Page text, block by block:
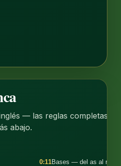
— las reglas completas en
abajo.
0:11Bases — del as al rey